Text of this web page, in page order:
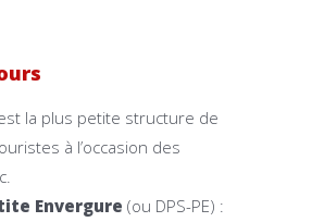
la plus petite structure de
à l’occasion des
Envergure (ou DPS-PE) :